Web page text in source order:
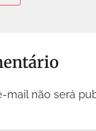
mail não será